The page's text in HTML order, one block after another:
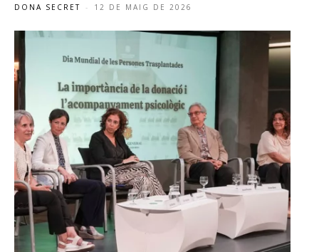
DONA SECRET - 12 DE MAIG DE 2026